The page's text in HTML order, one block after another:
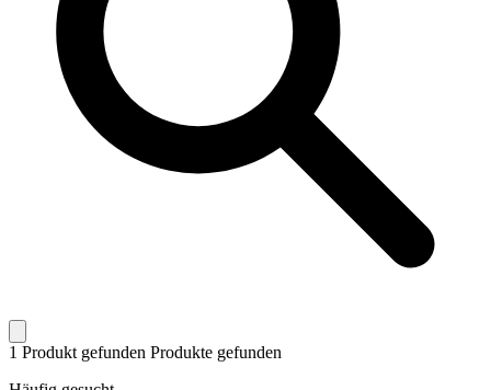
1 Produkt gefunden Produkte gefunden